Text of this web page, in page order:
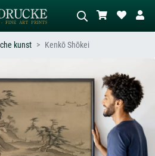
Beschrijf de scène – bijv. groene
weide, abstract met veel rood, donker
olieverfschilderij, staand naakt naast
een boom.
kunst Kenkō Shōkei